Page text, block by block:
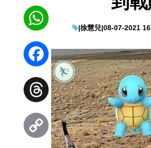
|徐慧兒|08-07-2021
WhatsApp
Facebook
Threads